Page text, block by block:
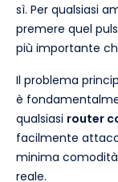
sì. Per qualsiasi
premere quel
più importante
Il problema
è
qualsiasi router
facilmente
minima
reale.